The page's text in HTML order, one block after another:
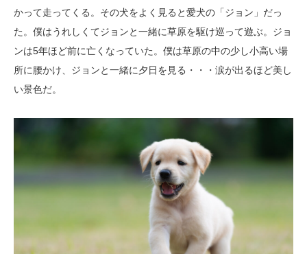
かって走ってくる。その犬をよく見ると愛犬の「ジョン」だっ
た。僕はうれしくてジョンと一緒に草原を駆け巡って遊ぶ。ジョ
ンは5年ほど前に亡くなっていた。僕は草原の中の少し小高い場
所に腰かけ、ジョンと一緒に夕日を見る・・・涙が出るほど美し
い景色だ。